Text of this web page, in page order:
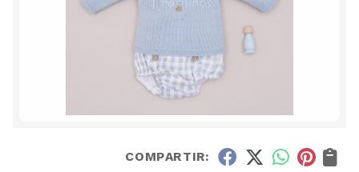
COMPARTIR: